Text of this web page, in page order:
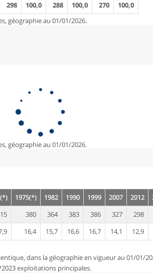
298 100,0 288 100,0 270
100,0
géographie au 01/01/2026.
géographie au 01/01/2026.
1975(*) 1982 1990 1999 2007 2012
380 364 383 386 327
298
16,4 15,7 16,6 16,7 14,1
12,9
dans la géographie en vigueur au 01/01/
exploitations principales.